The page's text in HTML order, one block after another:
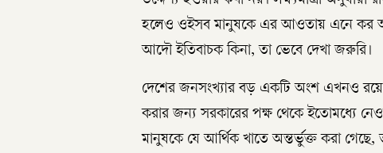
হলেও ওইসব মানুষকে এর আওতায় এনে কর
আদৌ ইতিবাচক কিনা, তা ভেবে দেখা জরুরি।
দেশের জনসংখ্যার বড় একটি অংশ এখনও
করার জন্য সরকারের পক্ষ থেকে ইতোমধ্যে
মানুষকে যে আর্থিক খাতে অন্তর্ভুক্ত করা গেছে,